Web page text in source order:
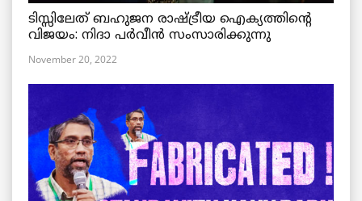
ടിസ്സിലേത് ബഹുജന രാഷ്ട്രീയ ഐക്യത്തിന്റെ
വിജയം: നിദാ പർവീൻ സംസാരിക്കുന്നു
November 20, 2022